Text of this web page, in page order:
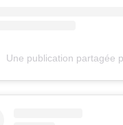
Une publication partagée